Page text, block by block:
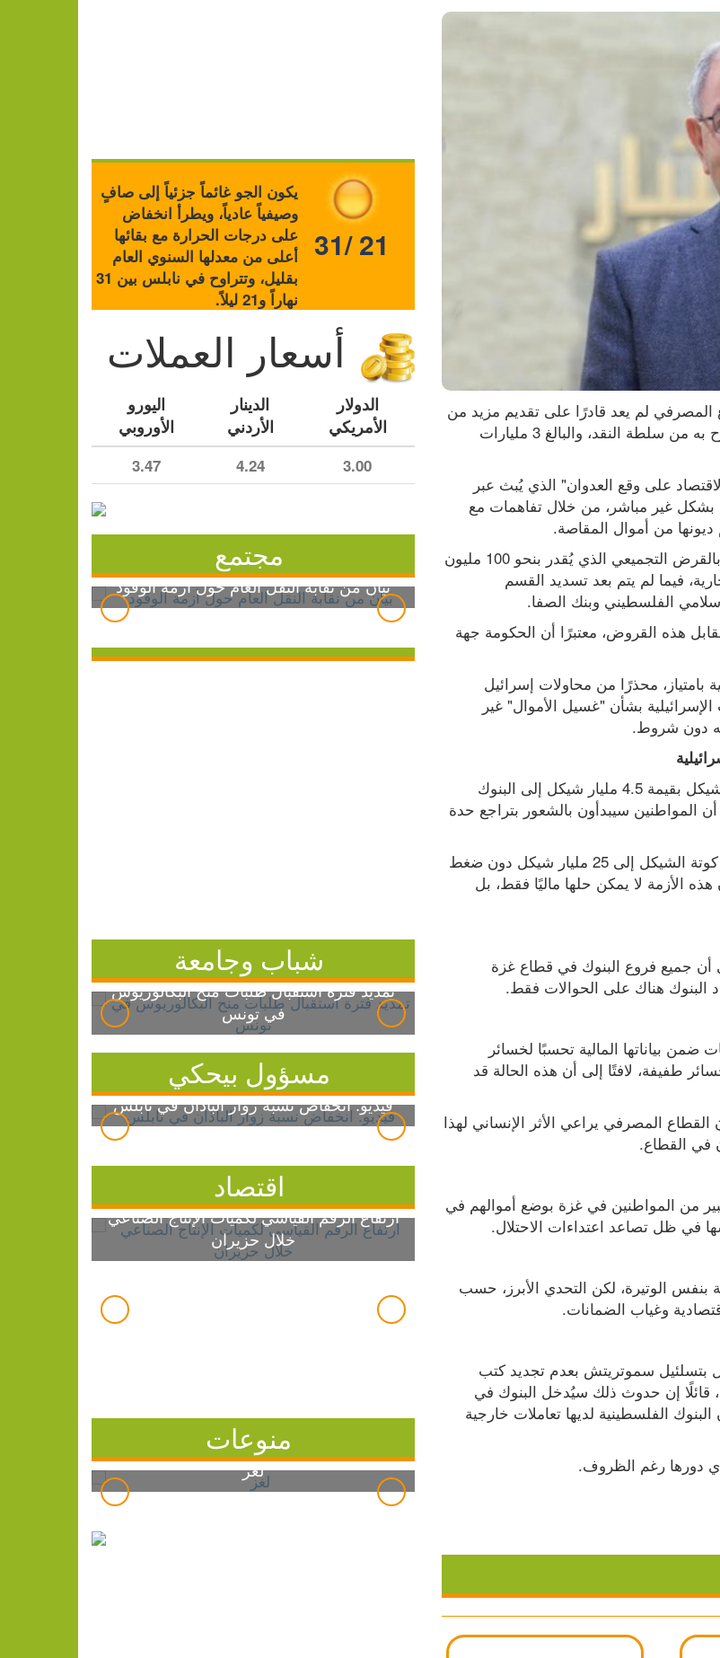
مستوطنون يسرقون المياه جنوب نابلس
من أموال المقاصة.
الفلسطيني وبنك الصفا.
دون شروط.
البنوك هناك على الحوالات فقط.
في القطاع.
في ظل تصاعد اعتداءات الاحتلال.
وغياب الضمانات.
دورها رغم الظروف.
يكون الجو غائماً جزئياً إلى صافٍ
وصيفياً عادياً، ويطرأ انخفاض
على درجات الحرارة مع بقائها
أعلى من معدلها السنوي العام
بقليل، وتتراوح في نابلس بين 31
نهاراً و21 ليلاً.
31/ 21
أسعار العملات
الدولار
الأمريكي
الدينار
الأردني
اليورو
الأوروبي
3.00
4.24
3.47
مجتمع
بيان من نقابة النقل العام حول أزمة الوقود
شباب وجامعة
تمديد فترة استقبال طلبات منح البكالوريوس
في تونس
مسؤول بيحكي
فيديو: انخفاض نسبة زوار الباذان في نابلس
اقتصاد
ارتفاع الرقم القياسي لكميات الإنتاج الصناعي
خلال حزيران
منوعات
لغز